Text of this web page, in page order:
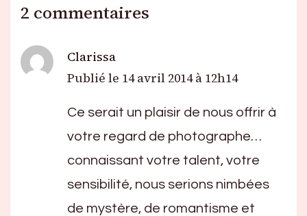
2 commentaires
Clarissa
Publié le 14 avril 2014 à 12h14
Ce serait un plaisir de nous offrir à
votre regard de photographe…
connaissant votre talent, votre
sensibilité, nous serions nimbées
de mystère, de romantisme et